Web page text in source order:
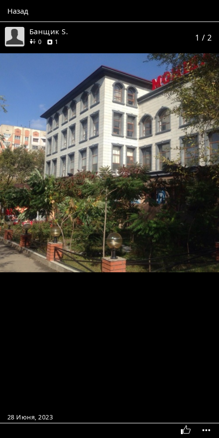
Назад
Банщик S.
0друзей
1 1 / 2
28 Июня, 2023